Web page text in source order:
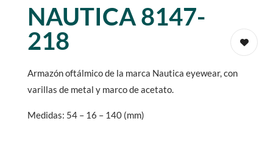
NAUTICA 8147-
218
Armazón oftálmico de la marca Nautica eyewear, con
varillas de metal y marco de acetato.
Medidas: 54 – 16 – 140 (mm)